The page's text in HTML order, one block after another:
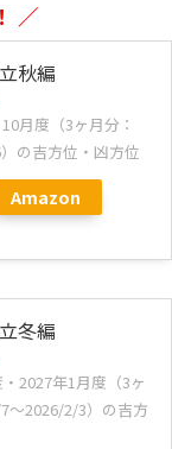
／
秋編
月度（3ヶ月分：
の吉方位・凶方位
Amazon
冬編
2027年1月度（3ヶ
～2026/2/3）の吉方